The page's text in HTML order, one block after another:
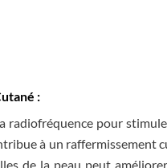
:
radiofréquence pour
à un raffermissement
de la peau peut